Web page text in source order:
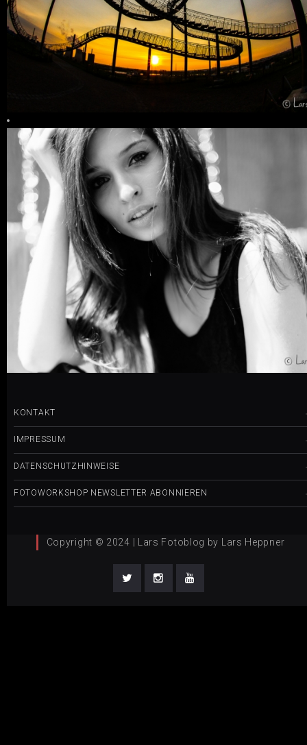
0 COMMENTS
8 LIKES
0 COMMENTS
4 LIKES
KONTAKT
IMPRESSUM
DATENSCHUTZHINWEISE
FOTOWORKSHOP NEWSLETTER ABONNIEREN
Copyright © 2024 | Lars Fotoblog by Lars Heppner